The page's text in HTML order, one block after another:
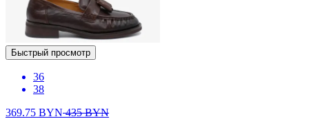
Быстрый просмотр
36
38
369.75 BYN435BYN